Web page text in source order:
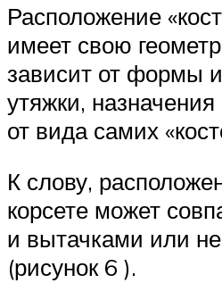
Расположение
имеет свою
зависит от формы
утяжки,
от вида самих
К слову,
корсете может
и вытачками или
(рисунок 6 ).